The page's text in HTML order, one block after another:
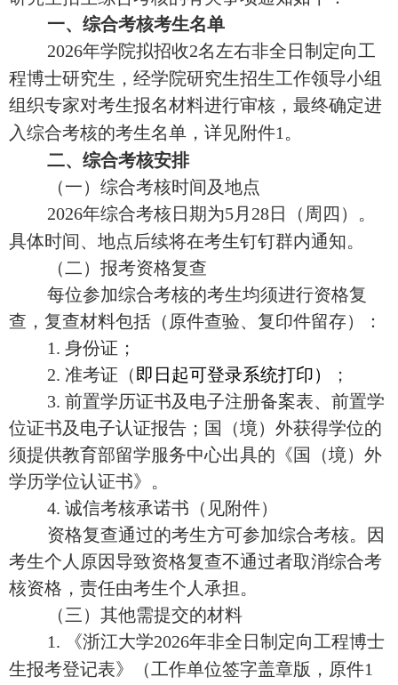
一、 综合考核考生名单
2026年学院拟招收2名左右非全日制定向工
程博士研究生 ， 经学院研究生招生工作领导小组
组织专家对考生报名材料进行审核， 最终确定进
入综合考核的考生名单，详见附件1 。
二、 综合考核安排
（一）综合考核时间及地点
2026年综合考核日期为5月 28日（周四 ）。
具体时间、地点后续将在考生钉钉群内通知。
（二）报考资格复查
每位参加综合考核的考生均须进行资格复
查，复查材料包括（原件查验、复印件留存）：
1. 身份证；
2. 准考证（即日起可登录系统打印）
；
3. 前置学历证书及电子注册备案表、前置学
位证书及电子认证报告；国（境）外获得学位的
须提供教育部留学服务中心出具的《国（境）外
学历学位认证书》。
4. 诚信考核承诺书（见附件）
资格复查通过的考生方可参加综合考核。因
考生个人原因导致资格复查不通过者取消综合考
核资格，责任由考生个人承担。
（三）其他需提交的材料
1.
《浙江大学2026年非全日制定向工程博士
生报考登记表》（工作单位签字盖章版 ，原件1